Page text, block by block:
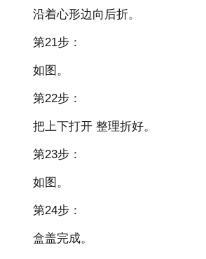
沿着心形边向后折。
第21步：
如图。
第22步：
把上下打开 整理折好。
第23步：
如图。
第24步：
盒盖完成。